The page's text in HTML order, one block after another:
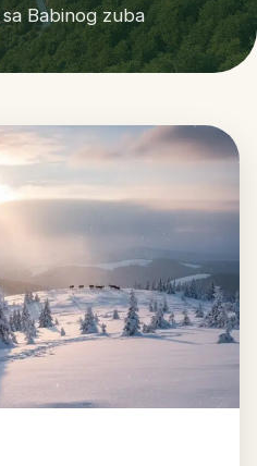
Babinog zuba